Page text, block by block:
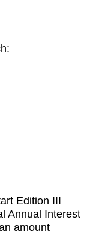
Edition III
Annual Interest
amount